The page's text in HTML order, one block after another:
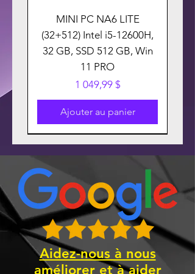
MINI PC NA6 LITE
(32+512) Intel i5-12600H,
32 GB, SSD 512 GB, Win
11 PRO
Prix
1 049,99 $
Ajouter au panier
Aidez-nous à nous
améliorer et à aider